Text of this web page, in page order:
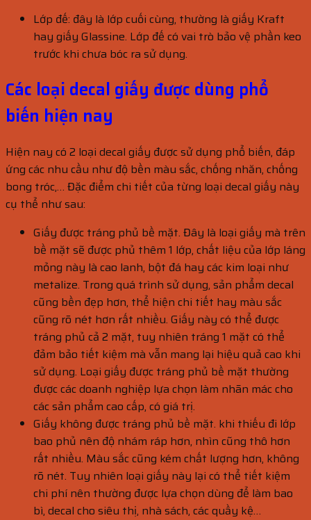
Lớp đế: đây là lớp cuối cùng, thường là giấy Kraft
hay giấy Glassine. Lớp đế có vai trò bảo vệ phần keo
trước khi chưa bóc ra sử dụng.
Các loại decal giấy được dùng phổ
biến hiện nay
Hiện nay có 2 loại decal giấy được sử dụng phổ biến, đáp
ứng các nhu cầu như độ bền màu sắc, chống nhăn, chống
bong tróc,… Đặc điểm chi tiết của từng loại decal giấy này
cụ thể như sau:
Giấy được tráng phủ bề mặt. Đây là loại giấy mà trên
bề mặt sẽ được phủ thêm 1 lớp, chất liệu của lớp láng
mỏng này là cao lanh, bột đá hay các kim loại như
metalize. Trong quá trình sử dụng, sản phẩm decal
cũng bền đẹp hơn, thể hiện chi tiết hay màu sắc
cũng rõ nét hơn rất nhiều. Giấy này có thể được
tráng phủ cả 2 mặt, tuy nhiên tráng 1 mặt có thể
đảm bảo tiết kiệm mà vẫn mang lại hiệu quả cao khi
sử dụng. Loại giấy được tráng phủ bề mặt thường
được các doanh nghiệp lựa chọn làm nhãn mác cho
các sản phẩm cao cấp, có giá trị.
Giấy không được tráng phủ bề mặt. khi thiếu đi lớp
bao phủ nên độ nhám ráp hơn, nhìn cũng thô hơn
rất nhiều. Màu sắc cũng kém chất lượng hơn, không
rõ nét. Tuy nhiên loại giấy này lại có thể tiết kiệm
chi phí nên thường được lựa chọn dùng để làm bao
bì, decal cho siêu thị, nhà sách, các quầy kệ…